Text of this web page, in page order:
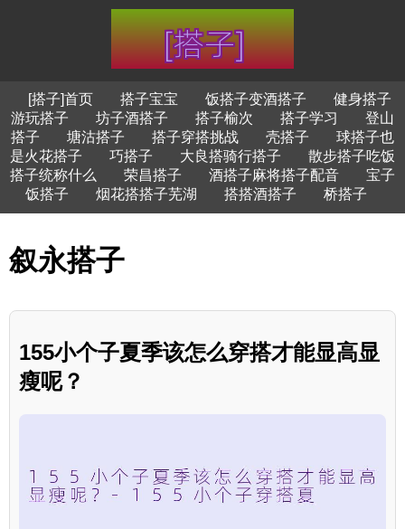
[搭子]首页 搭子宝宝 饭搭子变酒搭子
健身搭子
游玩搭子
坊子酒搭子 搭子榆次 搭子学习
登山
搭子
塘沽搭子 搭子穿搭挑战 壳搭子
球搭子也
是火花搭子
巧搭子 大良搭骑行搭子
散步搭子吃饭
搭子统称什么
荣昌搭子 酒搭子麻将搭子配音
宝子
饭搭子
烟花搭搭子芜湖 搭搭酒搭子 桥搭子
叙永搭子
155小个子夏季该怎么穿搭才能显高显
瘦呢？